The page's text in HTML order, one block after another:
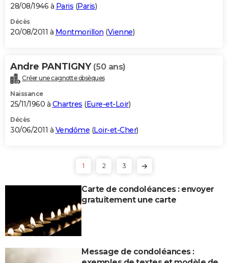
28/08/1946 à Paris (Paris)
Décès
20/08/2011 à Montmorillon (Vienne)
Andre PANTIGNY (50 ans)
Créer une cagnotte obsèques
Naissance
25/11/1960 à Chartres (Eure-et-Loir)
Décès
30/06/2011 à Vendôme (Loir-et-Cher)
1 2 3
Carte de condoléances : envoyer
gratuitement une carte
Message de condoléances :